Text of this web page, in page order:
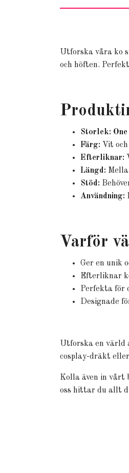
Utforska våra ko
och höften.
Storlek:
Färg: Vit
Efterliknar:
Längd:
Stöd:
Användning:
Varför
Ger en unik
Efterliknar
Perfekta för
Designade
Utforska en värld
cosplay-dräkt
Kolla även in vårt
oss hittar du allt